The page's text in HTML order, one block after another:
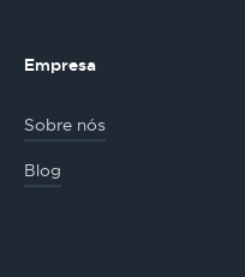
Empresa
Sobre nós
Blog